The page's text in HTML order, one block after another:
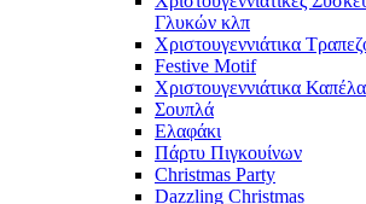
Γλυκών κλπ
Χριστουγεννιάτικα
Festive Motif
Χριστουγεννιάτικα Καπέλα
Σουπλά
Ελαφάκι
Πάρτυ Πιγκουίνων
Christmas Party
Dazzling Christmas